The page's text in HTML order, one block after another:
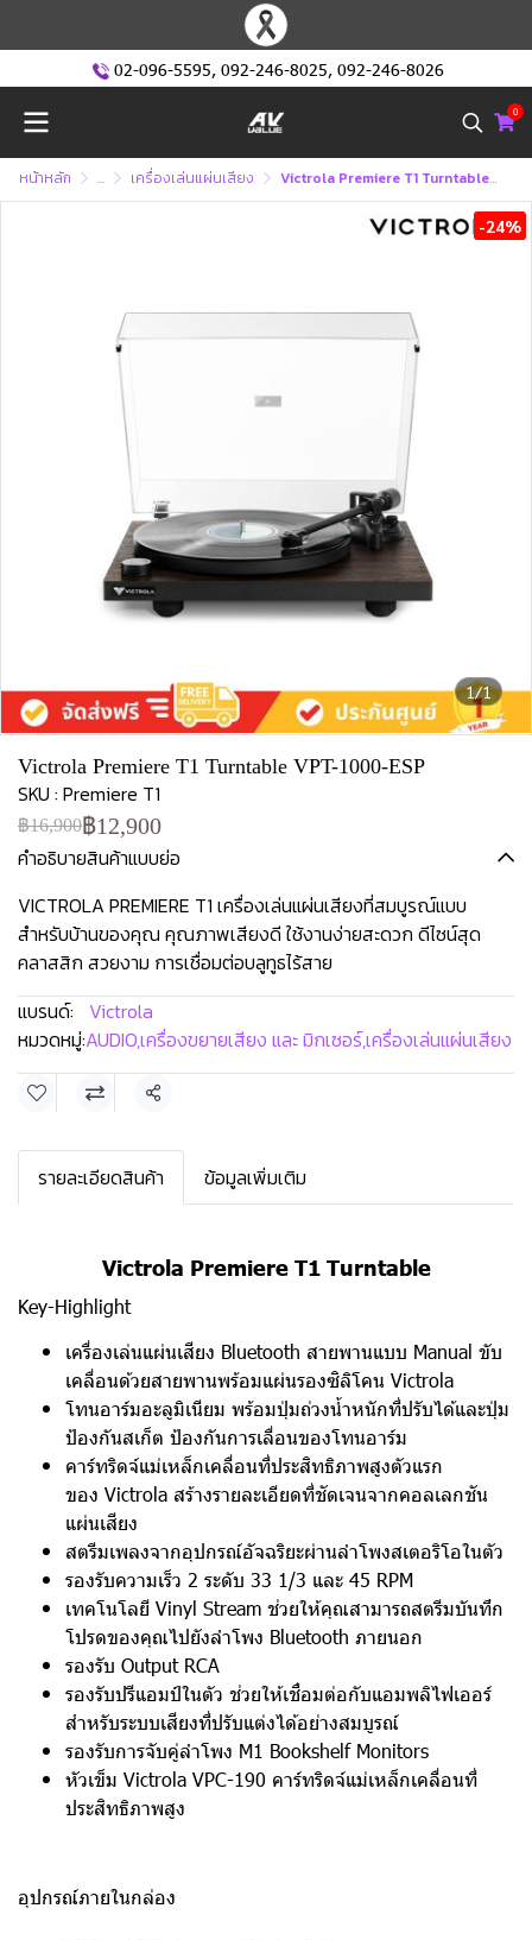
02-096-5595, 092-246-8025, 092-246-8026
0
หน้าหลัก ... เครื่องเล่นแผ่นเสียง Victrola Premiere T1 Turntable VPT-1000-ESP
1/1
-24%
Victrola Premiere T1 Turntable VPT-1000-ESP
SKU : Premiere T1
฿16,900฿12,900
คำอธิบายสินค้าแบบย่อ
VICTROLA PREMIERE T1 เครื่องเล่นแผ่นเสียงที่สมบูรณ์แบบ
สำหรับบ้านของคุณ คุณภาพเสียงดี ใช้งานง่ายสะดวก ดีไซน์สุด
คลาสสิก สวยงาม การเชื่อมต่อบลูทูธไร้สาย
แบรนด์:
Victrola
หมวดหมู่:AUDIO,เครื่องขยายเสียง และ มิกเซอร์,เครื่องเล่นแผ่นเสียง
แชร์
รายละเอียดสินค้า ข้อมูลเพิ่มเติม
Victrola Premiere T1 Turntable
Key-Highlight
เครื่องเล่นแผ่นเสียง Bluetooth สายพานแบบ Manual ขับ
เคลื่อนด้วยสายพานพร้อมแผ่นรองซิลิโคน Victrola
โทนอาร์มอะลูมิเนียม พร้อมปุ่มถ่วงน้ำหนักที่ปรับได้และปุ่ม
ป้องกันสเก็ต ป้องกันการเลื่อนของโทนอาร์ม
คาร์ทริดจ์แม่เหล็กเคลื่อนที่ประสิทธิภาพสูงตัวแรก
ของ Victrola สร้างรายละเอียดที่ชัดเจนจากคอลเลกชัน
แผ่นเสียง
สตรีมเพลงจากอุปกรณ์อัจฉริยะผ่านลำโพงสเตอริโอในตัว
รองรับความเร็ว 2 ระดับ 33 1/3 และ 45 RPM
เทคโนโลยี Vinyl Stream ช่วยให้คุณสามารถสตรีมบันทึก
โปรดของคุณไปยังลำโพง Bluetooth ภายนอก
รองรับ Output RCA
รองรับปรีแอมป์ในตัว ช่วยให้เชื่อมต่อกับแอมพลิไฟเออร์
สำหรับระบบเสียงที่ปรับแต่งได้อย่างสมบูรณ์
รองรับการจับคู่ลำโพง M1 Bookshelf Monitors
หัวเข็ม Victrola VPC-190 คาร์ทริดจ์แม่เหล็กเคลื่อนที่
ประสิทธิภาพสูง
อุปกรณ์ภายในกล่อง